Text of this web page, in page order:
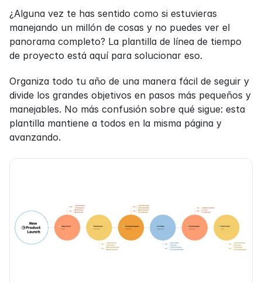
¿Alguna vez te has sentido como si estuvieras
manejando un millón de cosas y no puedes ver el
panorama completo? La plantilla de línea de tiempo
de proyecto está aquí para solucionar eso.
Organiza todo tu año de una manera fácil de seguir y
divide los grandes objetivos en pasos más pequeños y
manejables. No más confusión sobre qué sigue: esta
plantilla mantiene a todos en la misma página y
avanzando.